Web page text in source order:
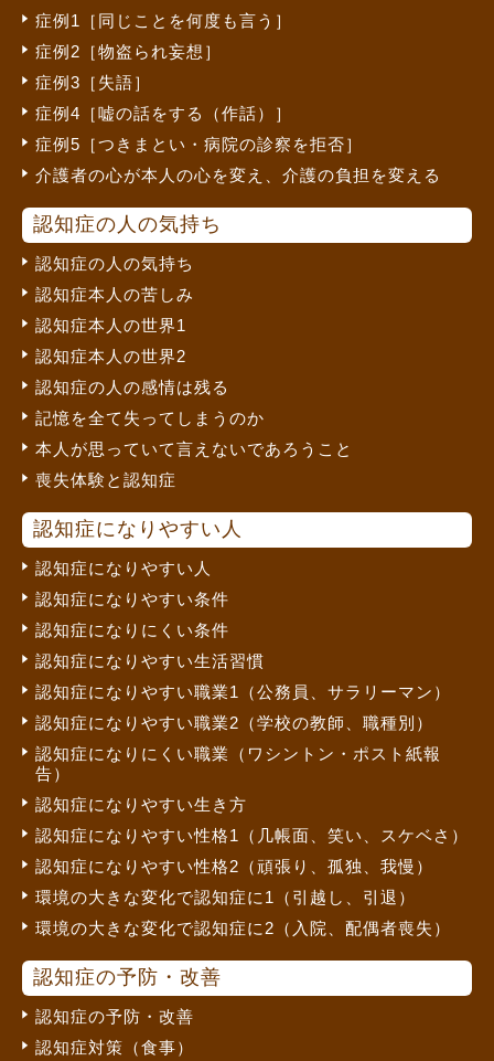
症例1［同じことを何度も言う］
症例2［物盗られ妄想］
症例3［失語］
症例4［嘘の話をする（作話）］
症例5［つきまとい・病院の診察を拒否］
介護者の心が本人の心を変え、介護の負担を変える
認知症の人の気持ち
認知症の人の気持ち
認知症本人の苦しみ
認知症本人の世界1
認知症本人の世界2
認知症の人の感情は残る
記憶を全て失ってしまうのか
本人が思っていて言えないであろうこと
喪失体験と認知症
認知症になりやすい人
認知症になりやすい人
認知症になりやすい条件
認知症になりにくい条件
認知症になりやすい生活習慣
認知症になりやすい職業1（公務員、サラリーマン）
認知症になりやすい職業2（学校の教師、職種別）
認知症になりにくい職業（ワシントン・ポスト紙報
告）
認知症になりやすい生き方
認知症になりやすい性格1（几帳面、笑い、スケベさ）
認知症になりやすい性格2（頑張り、孤独、我慢）
環境の大きな変化で認知症に1（引越し、引退）
環境の大きな変化で認知症に2（入院、配偶者喪失）
認知症の予防・改善
認知症の予防・改善
認知症対策（食事）